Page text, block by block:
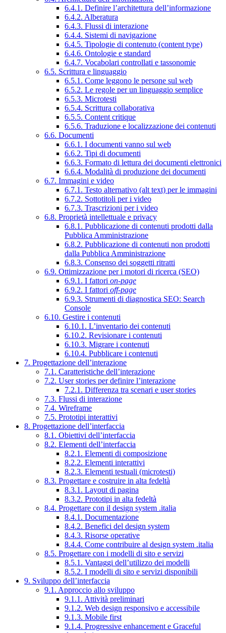
6.4.1. Definire l’architettura dell’informazione
6.4.2. Alberatura
6.4.3. Flussi di interazione
6.4.4. Sistemi di navigazione
6.4.5. Tipologie di contenuto (content type)
6.4.6. Ontologie e standard
6.4.7. Vocabolari controllati e tassonomie
6.5. Scrittura e linguaggio
6.5.1. Come leggono le persone sul web
6.5.2. Le regole per un linguaggio semplice
6.5.3. Microtesti
6.5.4. Scrittura collaborativa
6.5.5. Content critique
6.5.6. Traduzione e localizzazione dei contenuti
6.6. Documenti
6.6.1. I documenti vanno sul web
6.6.2. Tipi di documenti
6.6.3. Formato di lettura dei documenti elettronici
6.6.4. Modalità di produzione dei documenti
6.7. Immagini e video
6.7.1. Testo alternativo (alt text) per le immagini
6.7.2. Sottotitoli per i video
6.7.3. Trascrizioni per i video
6.8. Proprietà intellettuale e privacy
6.8.1. Pubblicazione di contenuti prodotti dalla
Pubblica Amministrazione
6.8.2. Pubblicazione di contenuti non prodotti
dalla Pubblica Amministrazione
6.8.3. Consenso dei soggetti ritratti
6.9. Ottimizzazione per i motori di ricerca (SEO)
6.9.1. I fattori on-page
6.9.2. I fattori off-page
6.9.3. Strumenti di diagnostica SEO: Search
Console
6.10. Gestire i contenuti
6.10.1. L’inventario dei contenuti
6.10.2. Revisionare i contenuti
6.10.3. Migrare i contenuti
6.10.4. Pubblicare i contenuti
7. Progettazione dell’interazione
7.1. Caratteristiche dell’interazione
7.2. User stories per definire l’interazione
7.2.1. Differenza tra scenari e user stories
7.3. Flussi di interazione
7.4. Wireframe
7.5. Prototipi interattivi
8. Progettazione dell’interfaccia
8.1. Obiettivi dell’interfaccia
8.2. Elementi dell’interfaccia
8.2.1. Elementi di composizione
8.2.2. Elementi interattivi
8.2.3. Elementi testuali (microtesti)
8.3. Progettare e costruire in alta fedeltà
8.3.1. Layout di pagina
8.3.2. Prototipi in alta fedeltà
8.4. Progettare con il design system .italia
8.4.1. Documentazione
8.4.2. Benefici del design system
8.4.3. Risorse operative
8.4.4. Come contribuire al design system .italia
8.5. Progettare con i modelli di sito e servizi
8.5.1. Vantaggi dell’utilizzo dei modelli
8.5.2. I modelli di sito e servizi disponibili
9. Sviluppo dell’interfaccia
9.1. Approccio allo sviluppo
9.1.1. Attività preliminari
9.1.2. Web design responsivo e accessibile
9.1.3. Mobile first
9.1.4. Progressive enhancement e Graceful